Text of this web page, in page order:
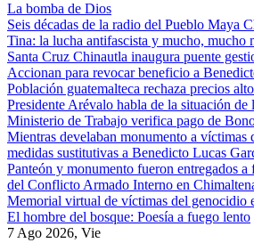
La bomba de Dios
Seis décadas de la radio del Pueblo Maya
Tina: la lucha antifascista y mucho, mucho
Santa Cruz Chinautla inaugura puente
Accionan para revocar beneficio a
Población guatemalteca rechaza precios
Presidente Arévalo habla de la situación
Ministerio de Trabajo verifica pago de
Mientras develaban monumento a
medidas sustitutivas a Benedicto Lucas
Panteón y monumento fueron entregados
del Conflicto Armado Interno en
Memorial virtual de víctimas del genocidio
El hombre del bosque: Poesía a fuego lento
7 Ago 2026, Vie